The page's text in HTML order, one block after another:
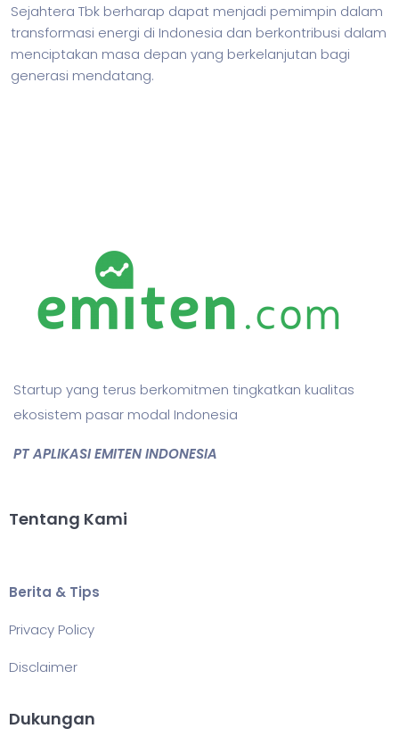
Sejahtera Tbk berharap dapat menjadi pemimpin dalam
transformasi energi di Indonesia dan berkontribusi dalam
menciptakan masa depan yang berkelanjutan bagi
generasi mendatang.
Startup yang terus berkomitmen tingkatkan kualitas
ekosistem pasar modal Indonesia
PT APLIKASI EMITEN INDONESIA
Tentang Kami
Berita & Tips
Privacy Policy
Disclaimer
Dukungan